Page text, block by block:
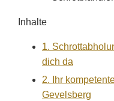
Inhalte
1.
dich da
2. Ihr
Gevelsberg